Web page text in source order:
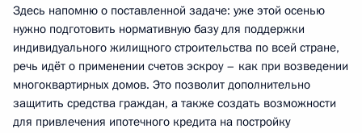
Здесь напомню о поставленной задаче: уже этой осенью
нужно подготовить нормативную базу для поддержки
индивидуального жилищного строительства по всей стране,
речь идёт о применении счетов эскроу – как при возведении
многоквартирных домов. Это позволит дополнительно
защитить средства граждан, а также создать возможности
для привлечения ипотечного кредита на постройку